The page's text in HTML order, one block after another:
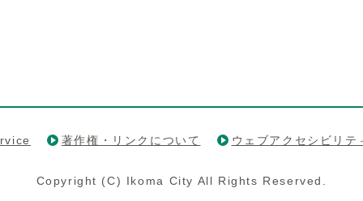
著作権・リンクについて ウェブアクセシビリテ
Copyright (C) Ikoma City All Rights Reserved.